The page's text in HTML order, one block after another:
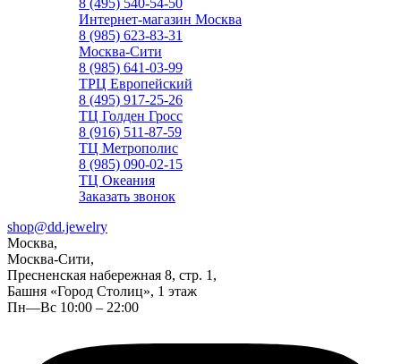
8 (495) 540-54-50
Интернет-магазин Москва
8 (985) 623-83-31
Москва-Сити
8 (985) 641-03-99
ТРЦ Европейский
8 (495) 917-25-26
ТЦ Голден Гросс
8 (916) 511-87-59
ТЦ Метрополис
8 (985) 090-02-15
ТЦ Океания
Заказать звонок
shop@dd.jewelry
Москва,
Москва-Сити,
Пресненская набережная 8, стр. 1,
Башня «Город Столиц», 1 этаж
Пн—Вс 10:00 – 22:00